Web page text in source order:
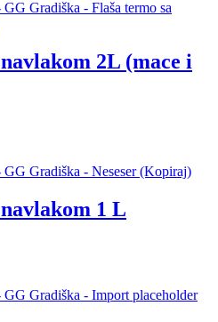
2L (mace i
1 L